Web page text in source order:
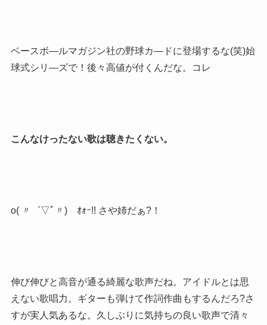
ベースボ―ルマガジン社の野球カ―ドに登場するな(笑)始
球式シリ―ズで！後々高値が付くんだな。コレ
こんなけったない歌は聴きたくない。
o( 〃゜▽ﾟ〃)ゝｵｫｰ!! さや姉だぁ?！
伸び伸びと高音が通る綺麗な歌声だね。アイドルとは思
えない歌唱力。ギターも弾けて作詞作曲もするんだろ?さ
すが実人気あるな。久しぶりに気持ちの良い歌声で清々